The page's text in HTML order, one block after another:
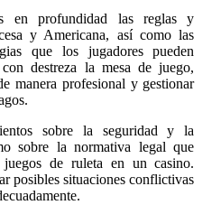
en profundidad las reglas y
y Americana, así como las
que los jugadores pueden
destreza la mesa de juego,
manera profesional y gestionar
sobre la seguridad y la
sobre la normativa legal que
de ruleta en un casino.
posibles situaciones conflictivas